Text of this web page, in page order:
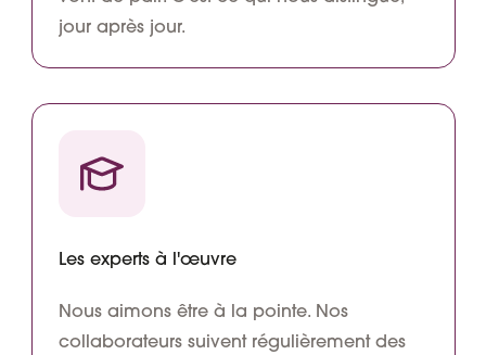
jour après jour.
Les experts à l'œuvre
Nous aimons être à la pointe. Nos
collaborateurs suivent régulièrement des